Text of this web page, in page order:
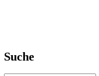
Suche